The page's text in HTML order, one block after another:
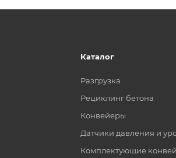
Каталог
Разгрузка
Рециклинг бетона
Конвейеры
Датчики давления и